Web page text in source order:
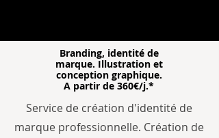
Branding, identité de
marque. Illustration et
conception graphique.
A partir de 360€/j.*
Service de création d'identité de
marque professionnelle. Création de